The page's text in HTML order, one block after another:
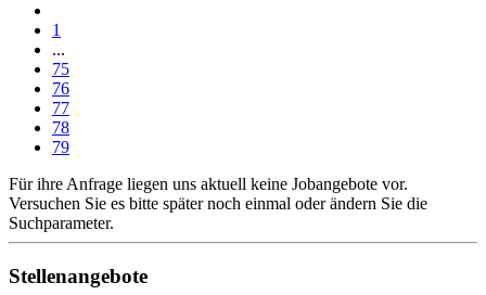
1
...
75
76
77
78
79
Für ihre Anfrage liegen uns aktuell keine Jobangebote vor.
Versuchen Sie es bitte später noch einmal oder ändern Sie die
Suchparameter.
Stellenangebote